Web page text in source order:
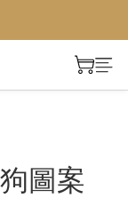
圖案